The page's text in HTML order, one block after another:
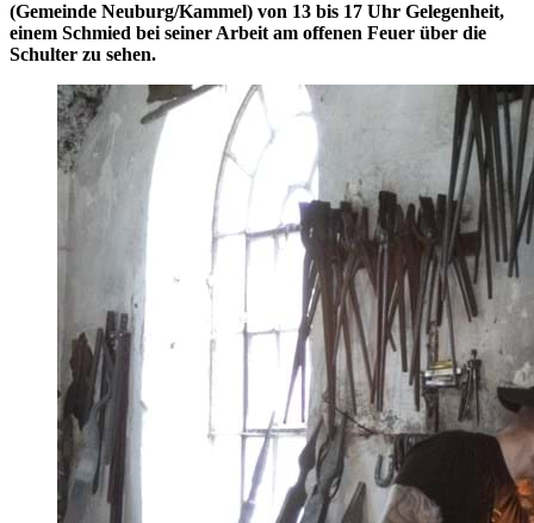
(Gemeinde Neuburg/Kammel) von 13 bis 17 Uhr Gelegenheit,
einem Schmied bei seiner Arbeit am offenen Feuer über die
Schulter zu sehen.